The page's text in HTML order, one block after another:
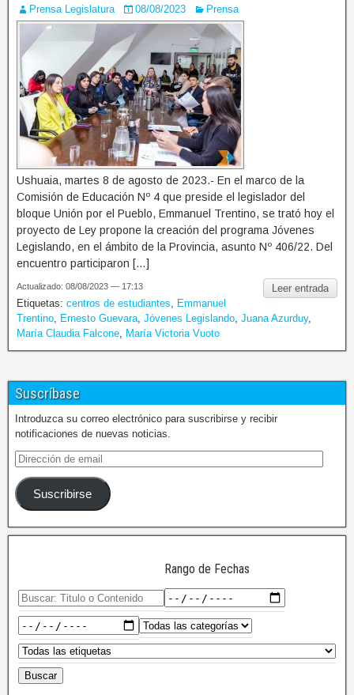
Prensa Legislatura 08/08/2023 Prensa
Ushuaia, martes 8 de agosto de 2023.- En el marco de la
Comisión de Educación Nº 4 que preside el legislador del
bloque Unión por el Pueblo, Emmanuel Trentino, se trató hoy el
proyecto de Ley propone la creación del programa Jóvenes
Legislando, en el ámbito de la Provincia, asunto Nº 406/22. Del
encuentro participaron […]
Leer entrada
Actualizado: 08/08/2023 — 17:13
Etiquetas: centros de estudiantes
Emmanuel
Trentino
Ernesto Guevara Jóvenes Legislando Juana Azurduy,
María Claudia Falcone
María Victoria Vuoto
Suscríbase
Introduzca su correo electrónico para suscribirse y recibir
notificaciones de nuevas noticias.
Suscribirse
Rango de Fechas